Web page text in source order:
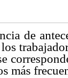
de
más